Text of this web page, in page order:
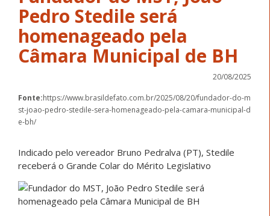
Pedro Stedile será
homenageado pela
Câmara Municipal de BH
20/08/2025
Fonte:https://www.brasildefato.com.br/2025/08/20/fundador-do-m
st-joao-pedro-stedile-sera-homenageado-pela-camara-municipal-d
e-bh/
Indicado pelo vereador Bruno Pedralva (PT), Stedile
receberá o Grande Colar do Mérito Legislativo